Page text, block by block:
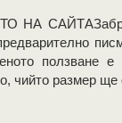
ползване е
чийто размер